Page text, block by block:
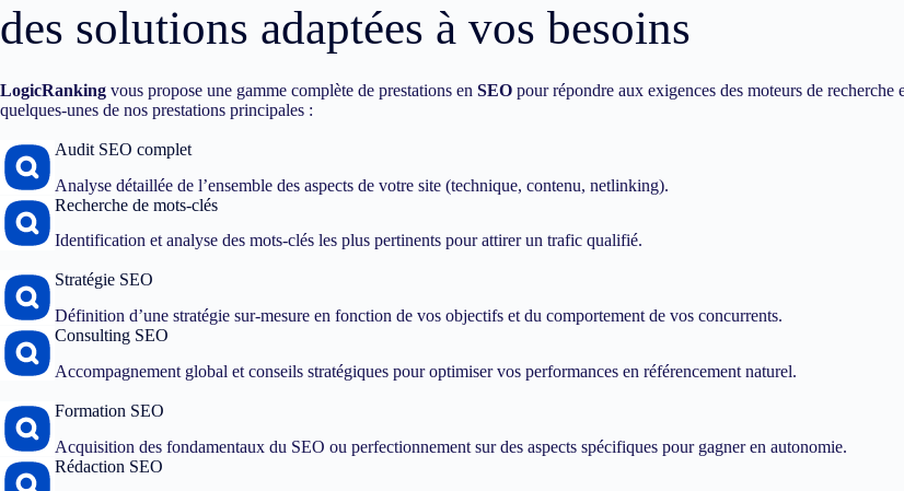
des solutions adaptées à vos besoins
LogicRanking vous propose une gamme complète de prestations en SEO pour répondre aux exigences des moteurs de
quelques-unes de nos prestations principales :
Audit SEO complet
Analyse détaillée de l’ensemble des aspects de votre site (technique, contenu, netlinking).
Recherche de mots-clés
Identification et analyse des mots-clés les plus pertinents pour attirer un trafic qualifié.
Stratégie SEO
Définition d’une stratégie sur-mesure en fonction de vos objectifs et du comportement de vos concurrents.
Consulting SEO
Accompagnement global et conseils stratégiques pour optimiser vos performances en référencement naturel.
Formation SEO
Acquisition des fondamentaux du SEO ou perfectionnement sur des aspects spécifiques pour gagner en autonomie.
Rédaction SEO